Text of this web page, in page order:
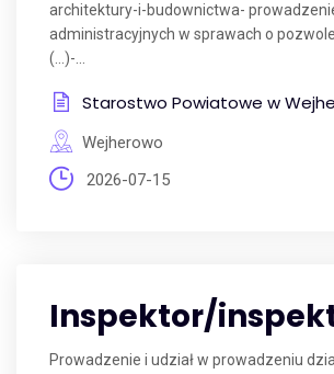
architektury-i-budownictwa-
administracyjnych w sprawach o
(...)-...
Starostwo Powiatowe w
Wejherowo
2026-07-15
Inspektor/
Prowadzenie i udział w prowadzeniu